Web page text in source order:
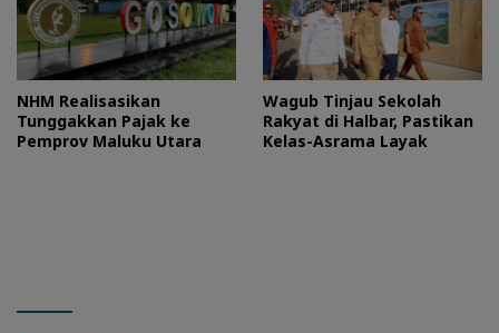
NHM Realisasikan
Tunggakkan Pajak ke
Pemprov Maluku Utara
Wagub Tinjau Sekolah
Rakyat di Halbar, Pastikan
Kelas-Asrama Layak